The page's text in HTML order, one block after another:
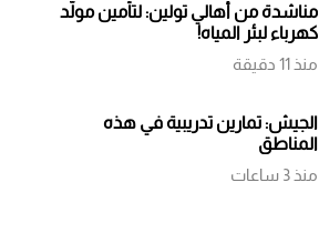
مناشدة من أهالي تولين: لتأمين مولّد
كهرباء لبئر المياه!
منذ 11 دقيقة
الجيش: تمارين تدريبية في هذه
المناطق
منذ 3 ساعات